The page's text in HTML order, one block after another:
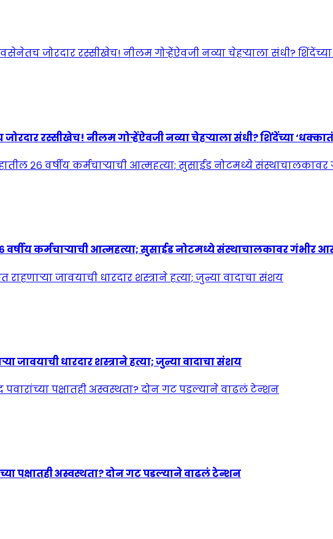
रस्सीखेच! नीलम गोऱ्हेंऐवजी नव्या चेहऱ्याला संधी? शिंदेंच्या
कर्मचाऱ्याची आत्महत्या; सुसाईड नोटमध्ये संस्थाचालकावर गंभीर
जावयाची धारदार शस्त्राने हत्या; जुन्या वादाचा संशय
पक्षातही अस्वस्थता? दोन गट पडल्याने वाढलं टेन्शन